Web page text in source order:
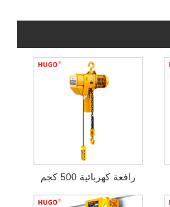
رافعة كهربائية 500 كجم